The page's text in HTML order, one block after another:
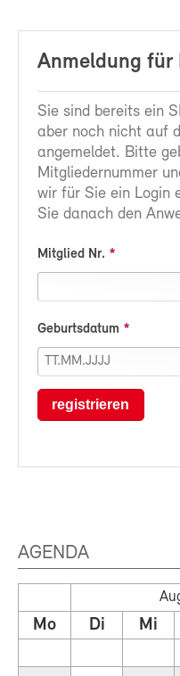
Anmeldung für
Sie sind bereits ein
aber noch nicht auf
angemeldet. Bitte
Mitgliedernummer
wir für Sie ein Login
Sie danach den
Mitglied Nr.
Geburtsdatum
registrieren
AGENDA
Mo Di Mi